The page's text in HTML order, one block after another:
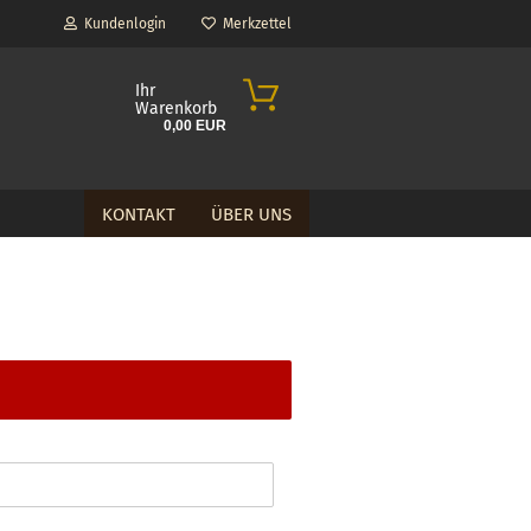
Kundenlogin Merkzettel
Ihr
Warenkorb
0,00 EUR
KONTAKT ÜBER UNS